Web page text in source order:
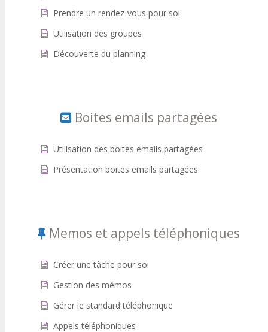
Prendre un rendez-vous pour soi
Utilisation des groupes
Découverte du planning
Boites emails partagées
Utilisation des boites emails partagées
Présentation boites emails partagées
Memos et appels téléphoniques
Créer une tâche pour soi
Gestion des mémos
Gérer le standard téléphonique
Appels téléphoniques